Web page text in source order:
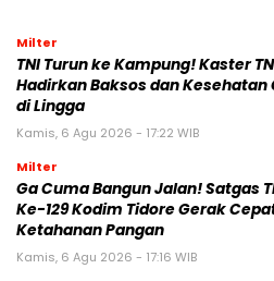
Milter
TNI Turun ke Kampung! Kaster
Hadirkan Baksos dan Kesehatan
di Lingga
Kamis, 6 Agu 2026 - 17:22 WIB
Milter
Ga Cuma Bangun Jalan! Satgas
Ke-129 Kodim Tidore Gerak
Ketahanan Pangan
Kamis, 6 Agu 2026 - 17:16 WIB